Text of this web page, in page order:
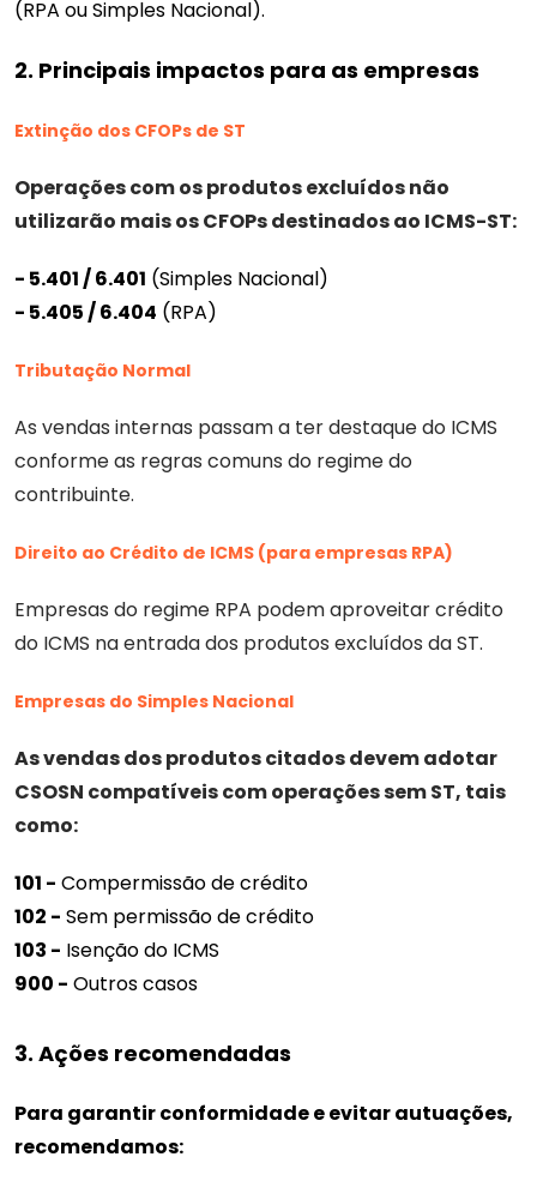
(RPA ou Simples Nacional).
2. Principais impactos para as empresas
Extinção dos CFOPs de ST
Operações com os produtos excluídos não
utilizarão mais os CFOPs destinados ao ICMS-ST:
- 5.401 / 6.401 (Simples Nacional)
- 5.405 / 6.404 (RPA)
Tributação Normal
As vendas internas passam a ter destaque do ICMS
conforme as regras comuns do regime do
contribuinte.
Direito ao Crédito de ICMS (para empresas RPA)
Empresas do regime RPA podem aproveitar crédito
do ICMS na entrada dos produtos excluídos da ST.
Empresas do Simples Nacional
As vendas dos produtos citados devem adotar
CSOSN compatíveis com operações sem ST, tais
como:
101 - Compermissão de crédito
102 - Sem permissão de crédito
103 - Isenção do ICMS
900 - Outros casos
3. Ações recomendadas
Para garantir conformidade e evitar autuações,
recomendamos: